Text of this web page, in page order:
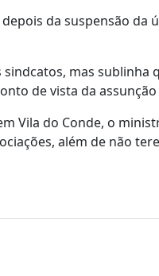
da suspensão
mas
de vista da
Vila do Conde, o
além de não